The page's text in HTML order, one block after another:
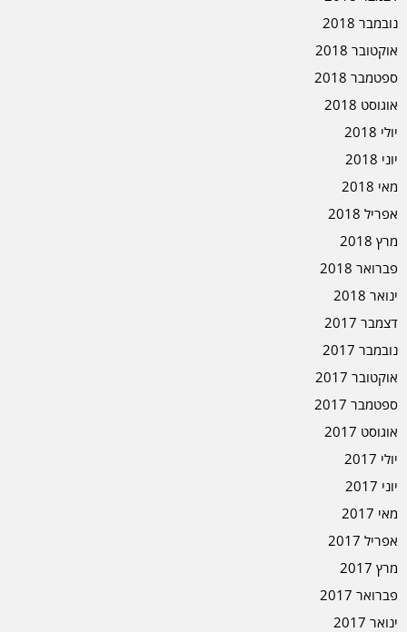
נובמבר 2018
אוקטובר 2018
ספטמבר 2018
אוגוסט 2018
יולי 2018
יוני 2018
מאי 2018
אפריל 2018
מרץ 2018
פברואר 2018
ינואר 2018
דצמבר 2017
נובמבר 2017
אוקטובר 2017
ספטמבר 2017
אוגוסט 2017
יולי 2017
יוני 2017
מאי 2017
אפריל 2017
מרץ 2017
פברואר 2017
ינואר 2017